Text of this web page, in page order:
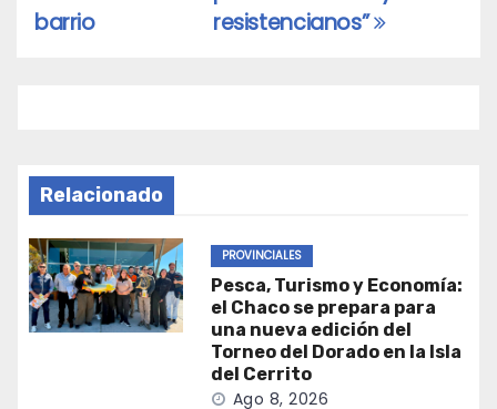
resistencianos”
barrio
Relacionado
PROVINCIALES
Pesca, Turismo y Economía:
el Chaco se prepara para
una nueva edición del
Torneo del Dorado en la Isla
del Cerrito
Ago 8, 2026